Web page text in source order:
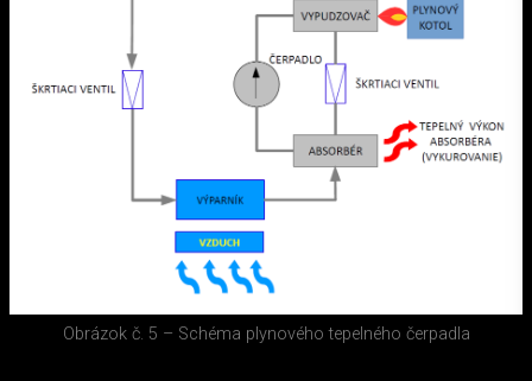
Obrázok č. 5 – Schéma plynového tepelného čerpadla